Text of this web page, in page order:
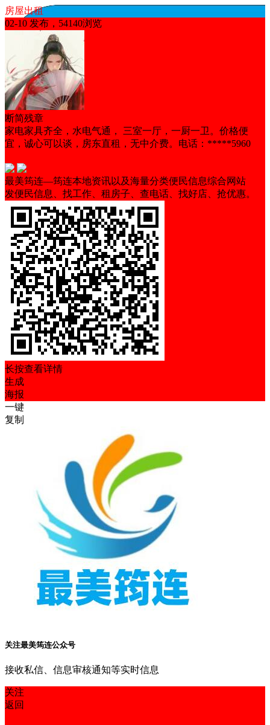
房屋出租
02-10 发布，54140浏览
断简残章
家电家具齐全，水电气通， 三室一厅，一厨一卫。价格便
宜，诚心可以谈，房东直租，无中介费。电话：*****5960
最美筠连—筠连本地资讯以及海量分类便民信息综合网站
发便民信息、找工作、租房子、查电话、找好店、抢优惠。
长按查看详情
生成
海报
一键
复制
关注最美筠连公众号
接收私信、信息审核通知等实时信息
关注
返回